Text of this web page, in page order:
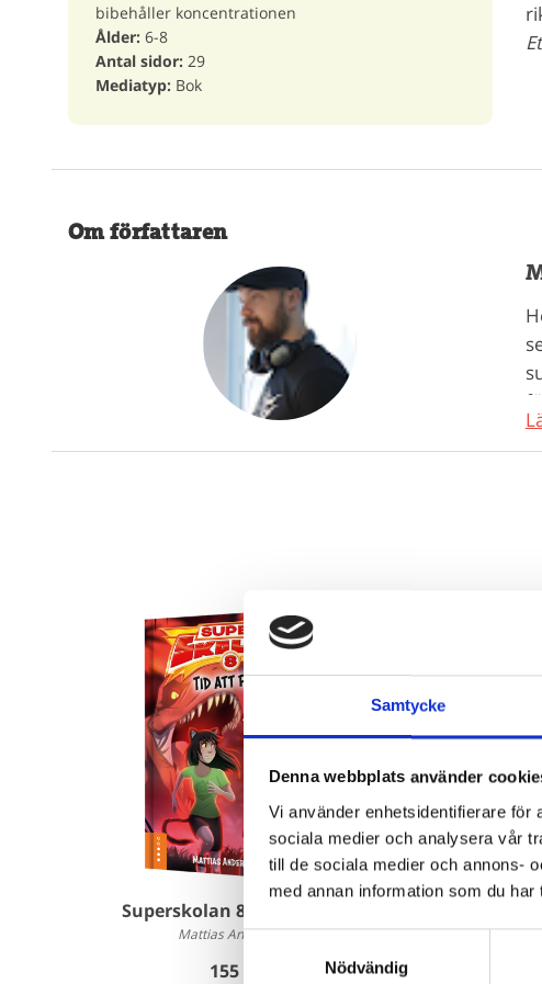
Samtycke
Denna webbplats använder
Vi använder enhetsidentifierare för
sociala medier och analysera vår
till de sociala medier och annons-
med annan information som du
Samtyckesval
Nödvändig
bibehåller koncentrationen
Ålder: 6-8
Antal sidor: 29
Mediatyp: Bok
Om författaren
Superskolan 8 - Tid att fly!
Mattias Andersson
155 kr